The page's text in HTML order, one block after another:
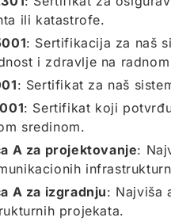
ili katastrofe.
: Sertifikacija za naš
i zdravlje na
: Sertifikat za naš
: Sertifikat koji
sredinom.
A za projektovanje:
A za izgradnju: Najviša
projekata.